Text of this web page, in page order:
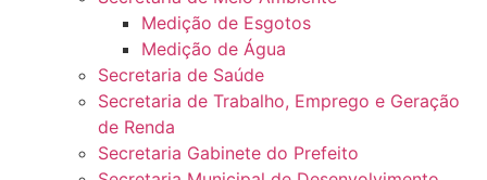
Medição de Esgotos
Medição de Água
Secretaria de Saúde
Secretaria de Trabalho, Emprego e Geração
de Renda
Secretaria Gabinete do Prefeito